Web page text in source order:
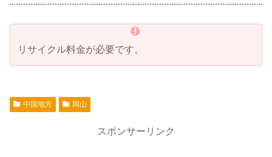
リサイクル料金が必要です。
中国地方 岡山
スポンサーリンク